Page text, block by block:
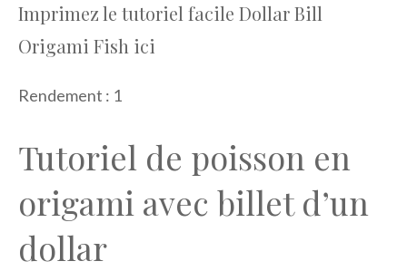
Imprimez le tutoriel facile Dollar Bill
Origami Fish ici
Rendement : 1
Tutoriel de poisson en
origami avec billet d’un
dollar